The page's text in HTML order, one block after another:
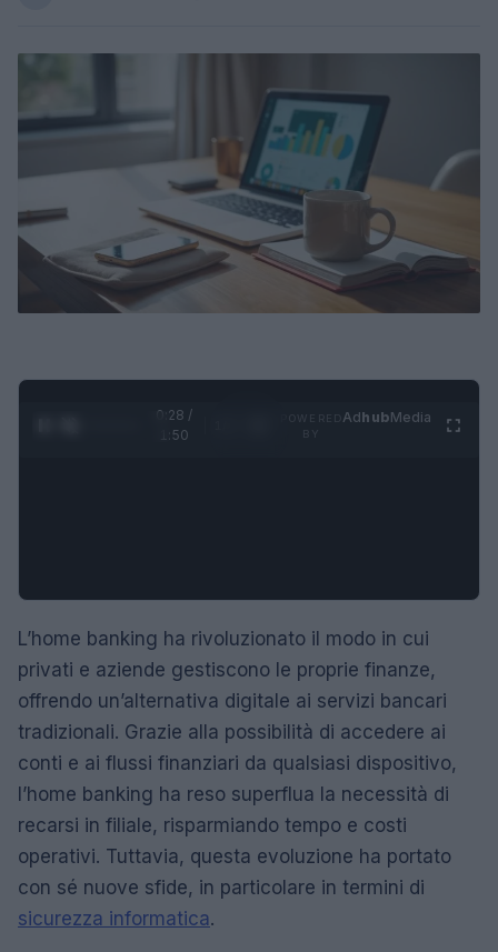
0:29 /
1:50
AdhubMedia
L’home banking ha rivoluzionato il modo in cui
privati e aziende gestiscono le proprie finanze,
offrendo un’alternativa digitale ai servizi bancari
tradizionali. Grazie alla possibilità di accedere ai
conti e ai flussi finanziari da qualsiasi dispositivo,
l’home banking ha reso superflua la necessità di
recarsi in filiale, risparmiando tempo e costi
operativi. Tuttavia, questa evoluzione ha portato
con sé nuove sfide, in particolare in termini di
sicurezza informatica.